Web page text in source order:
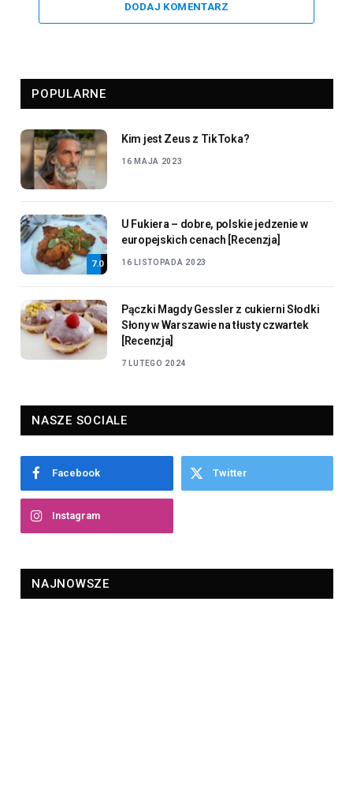
DODAJ KOMENTARZ
POPULARNE
Kim jest Zeus z TikToka?
16 MAJA 2023
7.0
U Fukiera – dobre, polskie jedzenie w
europejskich cenach [Recenzja]
16 LISTOPADA 2023
Pączki Magdy Gessler z cukierni Słodki
Słony w Warszawie na tłusty czwartek
[Recenzja]
7 LUTEGO 2024
NASZE SOCIALE
Facebook Twitter
Instagram
NAJNOWSZE